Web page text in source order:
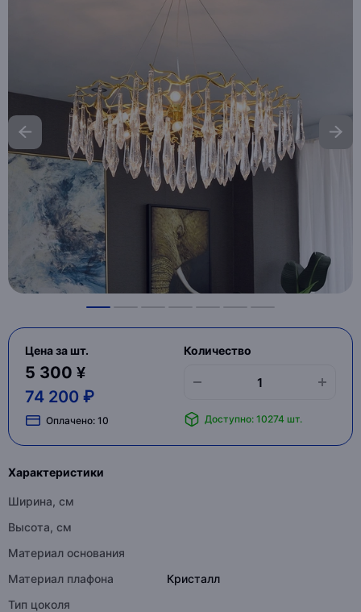
Цена за шт.
5 300 ¥
74 200 ₽
Оплачено: 10
Количество
Доступно: 10274 шт.
Характеристики
Ширина, см
Высота, см
Материал основания
Материал плафона
Кристалл
Тип цоколя